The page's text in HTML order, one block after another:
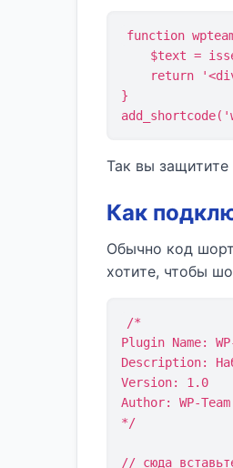
function
}
Так вы защитите
Как
Обычно код
хотите, чтобы
/*
Plugin Name:
Description:
Version: 1.0
Author: WP-Team
*/